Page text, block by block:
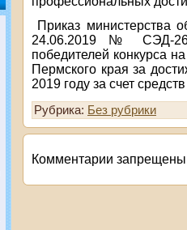
Приказ министерства
24.06.2019 № СЭД-26-
победителей конкурса
Пермского края за
2019 году за счет
Рубрика: Без рубрики
Комментарии